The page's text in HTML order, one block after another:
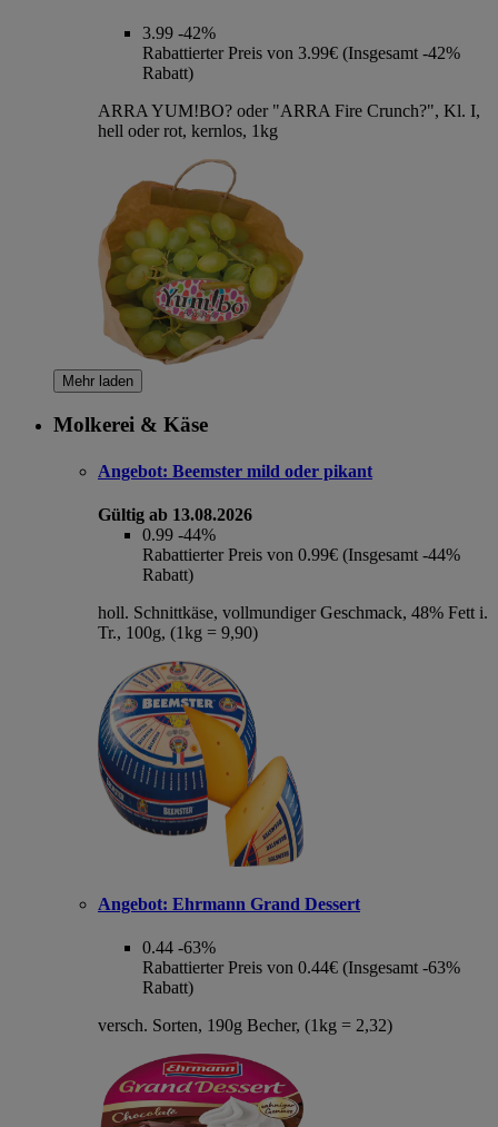
3.99 -42%
Rabattierter Preis von 3.99€ (Insgesamt -42%
Rabatt)
ARRA YUM!BO? oder "ARRA Fire Crunch?", Kl. I,
hell oder rot, kernlos, 1kg
Mehr laden
Molkerei & Käse
Angebot: Beemster mild oder pikant
Gültig ab 13.08.2026
0.99 -44%
Rabattierter Preis von 0.99€ (Insgesamt -44%
Rabatt)
holl. Schnittkäse, vollmundiger Geschmack, 48% Fett i.
Tr., 100g, (1kg = 9,90)
Angebot: Ehrmann Grand Dessert
0.44 -63%
Rabattierter Preis von 0.44€ (Insgesamt -63%
Rabatt)
versch. Sorten, 190g Becher, (1kg = 2,32)